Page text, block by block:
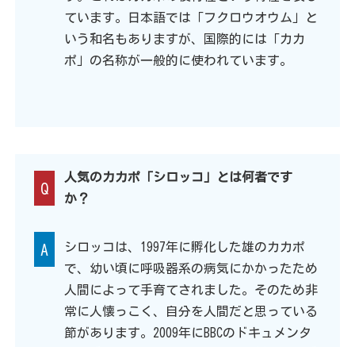
ています。日本語では「フクロウオウム」と
いう和名もありますが、国際的には「カカ
ポ」の名称が一般的に使われています。
Q
人気のカカポ「シロッコ」とは何者です
か？
A
シロッコは、1997年に孵化した雄のカカポ
で、幼い頃に呼吸器系の病気にかかったため
人間によって手育てされました。そのため非
常に人懐っこく、自分を人間だと思っている
節があります。2009年にBBCのドキュメンタ